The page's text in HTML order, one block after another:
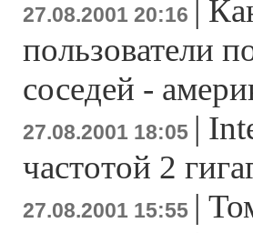
27.08.2001 20:16 |
пользователи
соседей -
27.08.2001 18:05 |
частотой 2
27.08.2001 15:55 |